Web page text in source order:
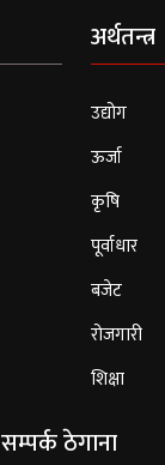
अर्थतन्त्र
उद्योग
ऊर्जा
कृषि
पूर्वाधार
बजेट
रोजगारी
शिक्षा
सम्पर्क ठेगाना